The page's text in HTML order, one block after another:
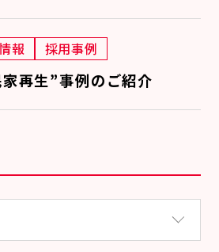
報 採用事例
再生”事例のご紹介